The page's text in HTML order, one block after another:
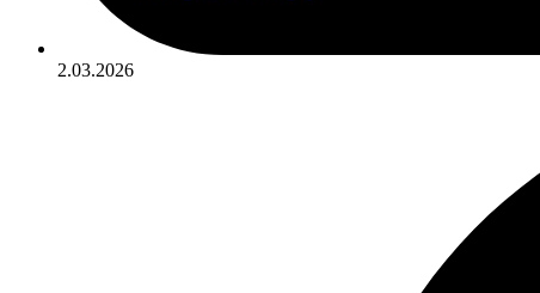
2.03.2026